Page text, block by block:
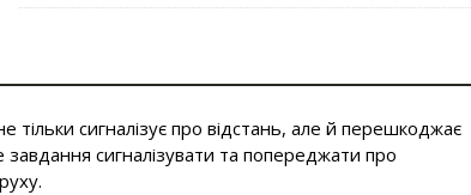
тільки сигналізує про відстань, але й перешкоджає
сигналізувати та попереджати про